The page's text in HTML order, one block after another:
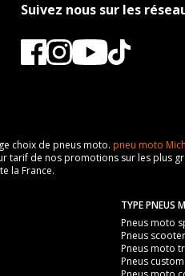
Suivez nous sur les
choix de pneus moto. pneu moto
de nos promotions sur les plus
la France.
TYPE PNEUS
Pneus moto
Pneus scooter
Pneus moto
Pneus custom